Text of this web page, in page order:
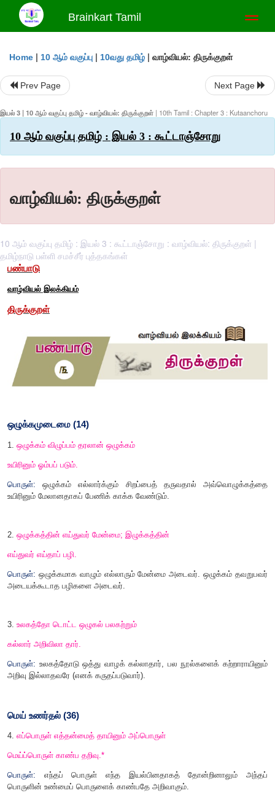
Brainkart Tamil
Home | 10 ஆம் வகுப்பு | 10வது தமிழ் | வாழ்வியல்: திருக்குறள்
Prev Page Next Page
இயல் 3 | 10 ஆம் வகுப்பு தமிழ் - வாழ்வியல்: திருக்குறள் | 10th Tamil : Chapter 3 : Kutaanchoru
10 ஆம் வகுப்பு தமிழ் : இயல் 3 : கூட்டாஞ்சோறு
வாழ்வியல்: திருக்குறள்
10 ஆம் வகுப்பு தமிழ் : இயல் 3 : கூட்டாஞ்சோறு : வாழ்வியல்: திருக்குறள் |
தமிழ்நாடு பள்ளி சமச்சீர் புத்தகங்கள்
பண்பாடு
வாழ்வியல் இலக்கியம்
திருக்குறள்
ஒழுக்கமுடைமை (14)
1.ஒழுக்கம் விழுப்பம் தரலான் ஒழுக்கம்
உயிரினும் ஓம்பப் படும்.
உயிரினும் மேலானதாகப் பேணிக் காக்க வேண்டும்.
2.ஒழுக்கத்தின் எய்துவர் மேன்மை;இழுக்கத்தின்
பொருள்:ஒழுக்கமாக வாழும் எல்லாரும் மேன்மை அடைவர்.
அடையக்கூடாத பழிகளை அடைவர்.
3.உலகத்தோ டொட்ட ஒழுகல் பலகற்றும்